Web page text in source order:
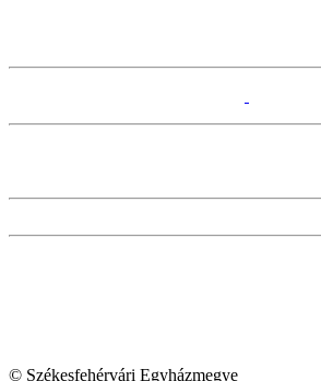
© Székesfehérvári Egyházmegye